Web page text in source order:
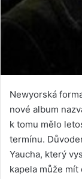
Newyorská
nové album
k tomu mělo
termínu.
Yaucha, který
kapela může mít